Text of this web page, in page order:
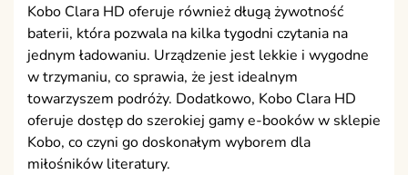
Kobo Clara HD oferuje również długą żywotność
baterii, która pozwala na kilka tygodni czytania na
jednym ładowaniu. Urządzenie jest lekkie i wygodne
w trzymaniu, co sprawia, że jest idealnym
towarzyszem podróży. Dodatkowo, Kobo Clara HD
oferuje dostęp do szerokiej gamy e-booków w sklepie
Kobo, co czyni go doskonałym wyborem dla
miłośników literatury.